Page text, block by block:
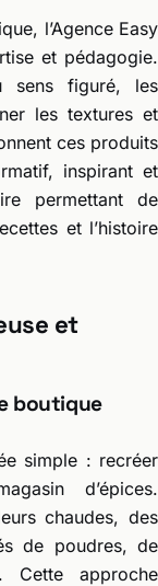
l’Agence Easy
et pédagogie.
sens figuré, les
les textures et
ces produits
inspirant et
permettant de
et l’histoire
et
boutique
simple : recréer
d’épices.
chaudes, des
de poudres, de
Cette approche